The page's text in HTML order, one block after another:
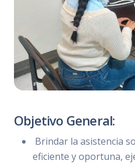
Objetivo General:
Brindar la asistencia
eficiente y oportuna,